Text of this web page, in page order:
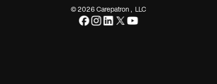
© 2026 Carepatron, LLC